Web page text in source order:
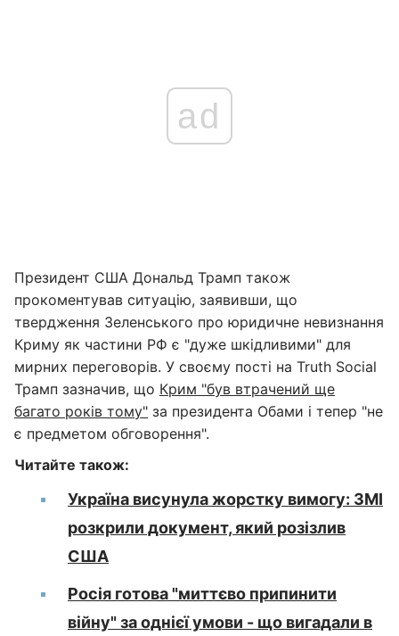
ad
Президент США Дональд Трамп також
прокоментував ситуацію, заявивши, що
твердження Зеленського про юридичне невизнання
Криму як частини РФ є "дуже шкідливими" для
мирних переговорів. У своєму пості на Truth Social
Трамп зазначив, що Крим "був втрачений ще
багато років тому" за президента Обами і тепер "не
є предметом обговорення".
Читайте також:
Україна висунула жорстку вимогу: ЗМІ
розкрили документ, який розізлив
США
Росія готова "миттєво припинити
війну" за однієї умови - що вигадали в